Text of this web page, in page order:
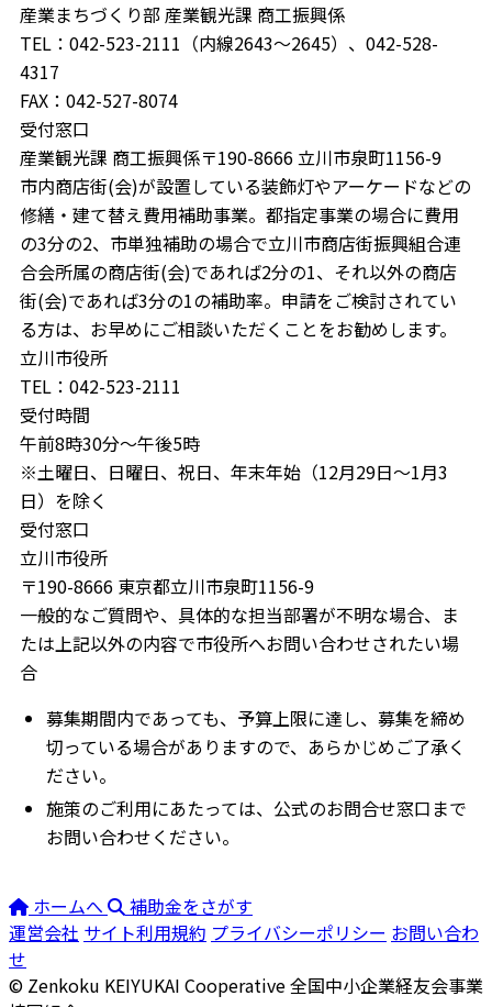
産業まちづくり部 産業観光課 商工振興係
TEL：042-523-2111（内線2643～2645）、042-528-
4317
FAX：042-527-8074
受付窓口
産業観光課 商工振興係〒190-8666 立川市泉町1156-9
市内商店街(会)が設置している装飾灯やアーケードなどの
修繕・建て替え費用補助事業。都指定事業の場合に費用
の3分の2、市単独補助の場合で立川市商店街振興組合連
合会所属の商店街(会)であれば2分の1、それ以外の商店
街(会)であれば3分の1の補助率。申請をご検討されてい
る方は、お早めにご相談いただくことをお勧めします。
立川市役所
TEL：042-523-2111
受付時間
午前8時30分～午後5時
※土曜日、日曜日、祝日、年末年始（12月29日～1月3
日）を除く
受付窓口
立川市役所
〒190-8666 東京都立川市泉町1156-9
一般的なご質問や、具体的な担当部署が不明な場合、ま
たは上記以外の内容で市役所へお問い合わせされたい場
合
募集期間内であっても、予算上限に達し、募集を締め
切っている場合がありますので、あらかじめご了承く
ださい。
施策のご利用にあたっては、公式のお問合せ窓口まで
お問い合わせください。
ホームへ
補助金をさがす
運営会社 サイト利用規約 プライバシーポリシー お問い合わ
せ
© Zenkoku KEIYUKAI Cooperative全国中小企業経友会事業